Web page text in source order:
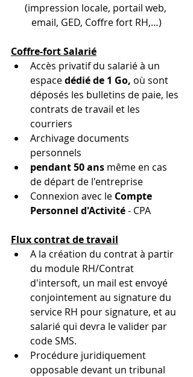
(impression locale, portail web,
email, GED, Coffre fort RH,…)
Coffre-fort Salarié
Accès privatif du salarié à un
espace dédié de 1 Go, où sont
déposés les bulletins de paie, les
contrats de travail et les
courriers
Archivage documents
personnels
pendant 50 ans même en cas
de départ de l'entreprise
Connexion avec le Compte
Personnel d'Activité - CPA
Flux contrat de travail
A la création du contrat à partir
du module RH/Contrat
d'intersoft, un mail est envoyé
conjointement au signature du
service RH pour signature, et au
salarié qui devra le valider par
code SMS.
Procédure juridiquement
opposable devant un tribunal